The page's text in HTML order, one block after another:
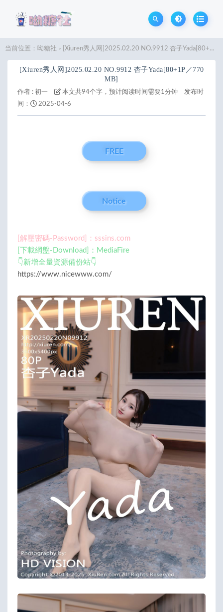
当前位置： 呦糖社 > [Xiuren秀人网]2025.02.20 NO.9912 杏子Yada[80+1P／770MB]
[Xiuren秀人网]2025.02.20 NO.9912 杏子Yada[80+1P／770
MB]
作者 : 初一 本文共94个字，预计阅读时间需要1分钟
发布时
间：
2025-04-6
FREE
Notice
[解壓密碼-Password]：sssins.com
[下載網盤-Download]：MediaFire
👇新增全量資源備份站👇
https://www.nicewww.com/